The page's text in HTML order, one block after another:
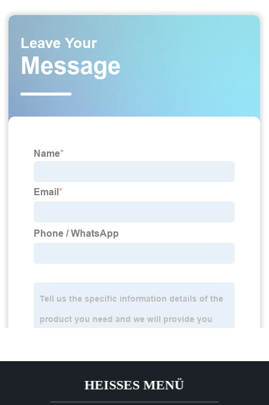
HEISSES MENÜ